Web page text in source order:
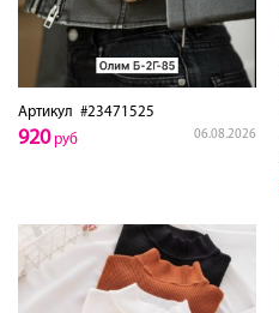
Артикул #23471525
06.08.2026
920руб